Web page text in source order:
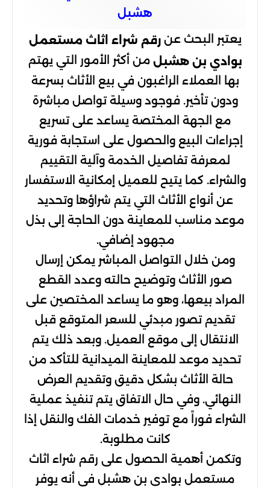
هشبل
يعتبر البحث عنرقم شراء اثاث مستعمل
بوادي بن هشبل من أكثر الأمور التي يهتم
بها العملاء الراغبون في بيع الأثاث بسرعة
ودون تأخير. فوجود وسيلة تواصل مباشرة
مع الجهة المختصة يساعد على تسريع
إجراءات البيع والحصول على استجابة فورية
لمعرفة تفاصيل الخدمة وآلية التقييم
والشراء. كما يتيح للعميل إمكانية الاستفسار
عن أنواع الأثاث التي يتم شراؤها وتحديد
موعد مناسب للمعاينة دون الحاجة إلى بذل
مجهود إضافي.
ومن خلال التواصل المباشر يمكن إرسال
صور الأثاث وتوضيح حالته وعدد القطع
المراد بيعها، وهو ما يساعد المختصين على
تقديم تصور مبدئي للسعر المتوقع قبل
الانتقال إلى موقع العميل. وبعد ذلك يتم
تحديد موعد للمعاينة الميدانية للتأكد من
حالة الأثاث بشكل دقيق وتقديم العرض
النهائي. وفي حال الاتفاق يتم تنفيذ عملية
الشراء فوراً مع توفير خدمات الفك والنقل إذا
كانت مطلوبة.
وتكمن أهمية الحصول على رقم شراء اثاث
مستعمل بوادي بن هشبل في أنه يوفر